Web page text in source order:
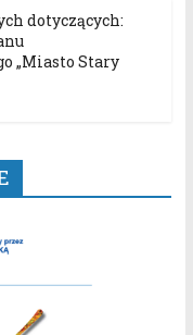
dotyczących:
„Miasto Stary